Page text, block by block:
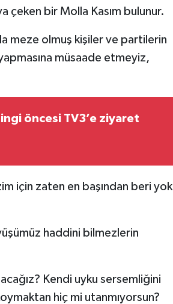
çeken bir Molla Kasım bulunur.
meze olmuş kişiler ve partilerin
müsaade etmeyiz,
öncesi TV3’e ziyaret
için zaten en başından beri yok
haddini bilmezlerin
Kendi uyku sersemliğini
hiç mi utanmıyorsun?